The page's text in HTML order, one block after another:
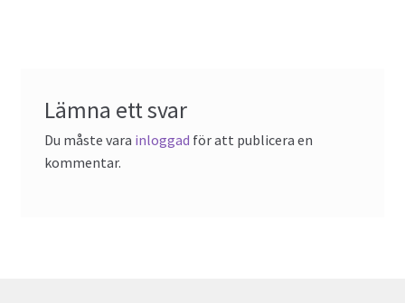
Lämna ett svar
Du måste vara inloggad för att publicera en
kommentar.